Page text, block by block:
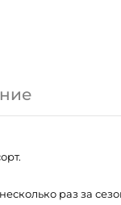
раз за